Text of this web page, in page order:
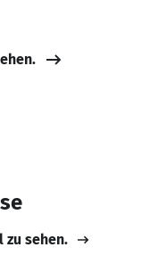
zu sehen.